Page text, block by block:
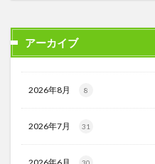
アーカイブ
2026年8月 8
2026年7月 31